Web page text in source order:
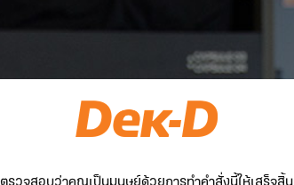
ตรวจสอบว่าคุณเป็นมนุษย์ด้วยการทำคำสั่งนี้ให้เสร็จสิ้น